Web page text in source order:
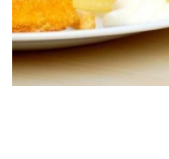
BUFFETTEN
KOFFIETAFELS